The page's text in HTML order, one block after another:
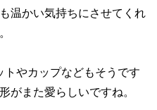
温かい気持ちにさせてくれ
トやカップなどもそうです
がまた愛らしいですね。